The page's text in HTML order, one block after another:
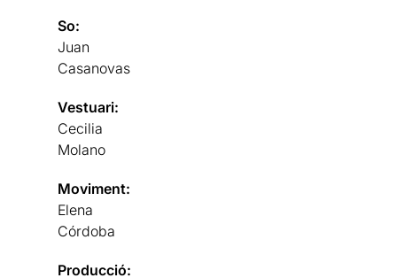
So:
Juan
Casanovas
Vestuari:
Cecilia
Molano
Moviment:
Elena
Córdoba
Producció: